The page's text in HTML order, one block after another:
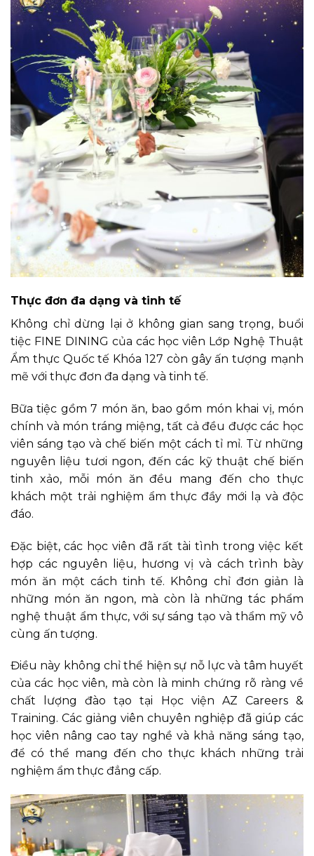
Thực đơn đa dạng và tinh tế
Không chỉ dừng lại ở không gian sang trọng, buổi
tiệc FINE DINING của các học viên Lớp Nghệ Thuật
Ẩm thực Quốc tế Khóa 127 còn gây ấn tượng mạnh
mẽ với thực đơn đa dạng và tinh tế.
Bữa tiệc gồm 7 món ăn, bao gồm món khai vị, món
chính và món tráng miệng, tất cả đều được các học
viên sáng tạo và chế biến một cách tỉ mỉ. Từ những
nguyên liệu tươi ngon, đến các kỹ thuật chế biến
tinh xảo, mỗi món ăn đều mang đến cho thực
khách một trải nghiệm ẩm thực đầy mới lạ và độc
đáo.
Đặc biệt, các học viên đã rất tài tình trong việc kết
hợp các nguyên liệu, hương vị và cách trình bày
món ăn một cách tinh tế. Không chỉ đơn giản là
những món ăn ngon, mà còn là những tác phẩm
nghệ thuật ẩm thực, với sự sáng tạo và thẩm mỹ vô
cùng ấn tượng.
Điều này không chỉ thể hiện sự nỗ lực và tâm huyết
của các học viên, mà còn là minh chứng rõ ràng về
chất lượng đào tạo tại Học viện AZ Careers &
Training. Các giảng viên chuyên nghiệp đã giúp các
học viên nâng cao tay nghề và khả năng sáng tạo,
để có thể mang đến cho thực khách những trải
nghiệm ẩm thực đẳng cấp.